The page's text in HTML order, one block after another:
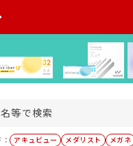
アキュビュー メダリスト メガネ